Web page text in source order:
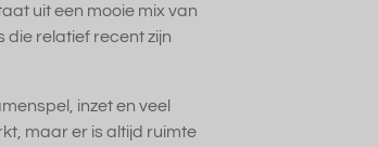
uit een mooie mix van
die relatief recent zijn
inzet en veel
maar er is altijd ruimte